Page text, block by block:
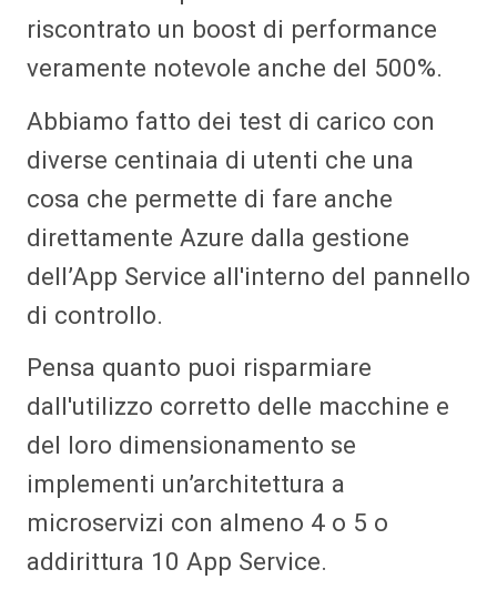
riscontrato un boost di performance
veramente notevole anche del 500%.
Abbiamo fatto dei test di carico con
diverse centinaia di utenti che una
cosa che permette di fare anche
direttamente Azure dalla gestione
dell’App Service all'interno del pannello
di controllo.
Pensa quanto puoi risparmiare
dall'utilizzo corretto delle macchine e
del loro dimensionamento se
implementi un’architettura a
microservizi con almeno 4 o 5 o
addirittura 10 App Service.